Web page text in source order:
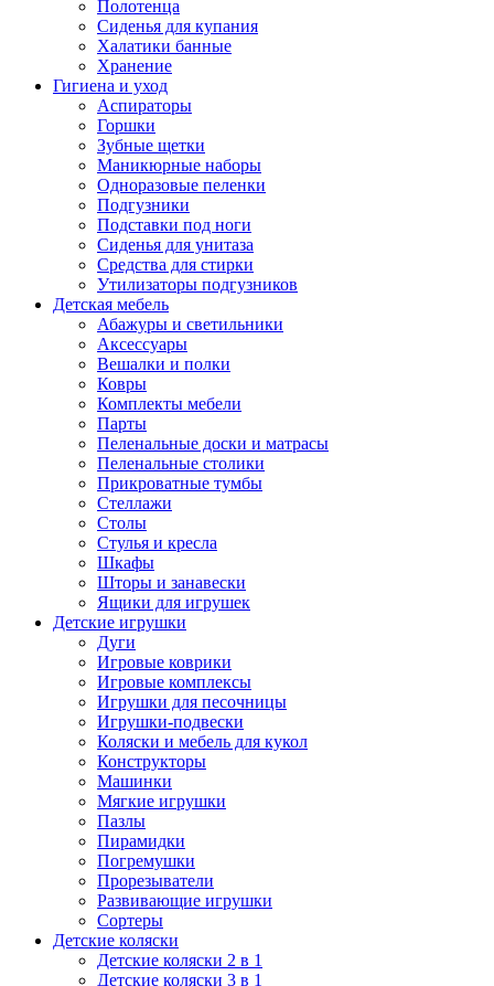
Полотенца
Сиденья для купания
Халатики банные
Хранение
Гигиена и уход
Аспираторы
Горшки
Зубные щетки
Маникюрные наборы
Одноразовые пеленки
Подгузники
Подставки под ноги
Сиденья для унитаза
Средства для стирки
Утилизаторы подгузников
Детская мебель
Абажуры и светильники
Аксессуары
Вешалки и полки
Ковры
Комплекты мебели
Парты
Пеленальные доски и матрасы
Пеленальные столики
Прикроватные тумбы
Стеллажи
Столы
Стулья и кресла
Шкафы
Шторы и занавески
Ящики для игрушек
Детские игрушки
Дуги
Игровые коврики
Игровые комплексы
Игрушки для песочницы
Игрушки-подвески
Коляски и мебель для кукол
Конструкторы
Машинки
Мягкие игрушки
Пазлы
Пирамидки
Погремушки
Прорезыватели
Развивающие игрушки
Сортеры
Детские коляски
Детские коляски 2 в 1
Детские коляски 3 в 1